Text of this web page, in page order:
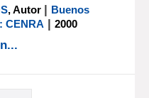
, Autor | Buenos
CENRA |2000